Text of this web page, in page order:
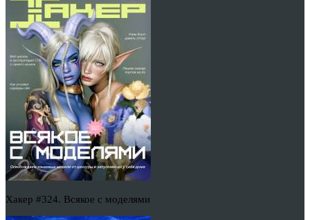
Хакер #324. Всякое с моделями